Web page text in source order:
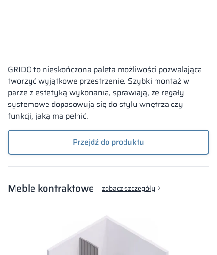
GRIDO to nieskończona paleta możliwości pozwalająca
tworzyć wyjątkowe przestrzenie. Szybki montaż w
parze z estetyką wykonania, sprawiają, że regały
systemowe dopasowują się do stylu wnętrza czy
funkcji, jaką ma pełnić.
Przejdź do produktu
Meble kontraktowe zobacz szczegóły